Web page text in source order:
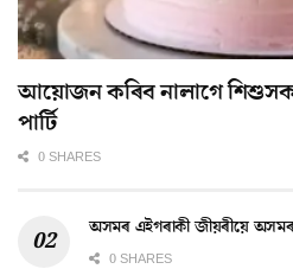
আয়োজন কৰিব নালাগে
পাৰ্টি
0 SHARES
অসমৰ এইগৰাকী জীয়ৰীয়ে
0 SHARES